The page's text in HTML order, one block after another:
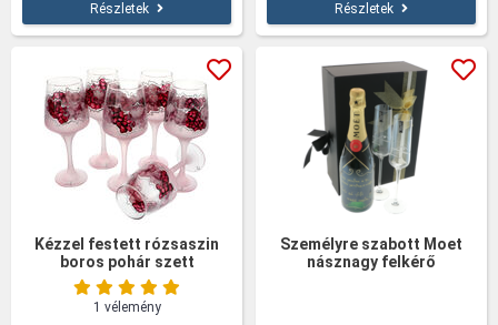
Részletek Részletek
Kézzel festett rózsaszin
boros pohár szett
1 vélemény
Személyre szabott Moet
násznagy felkérő